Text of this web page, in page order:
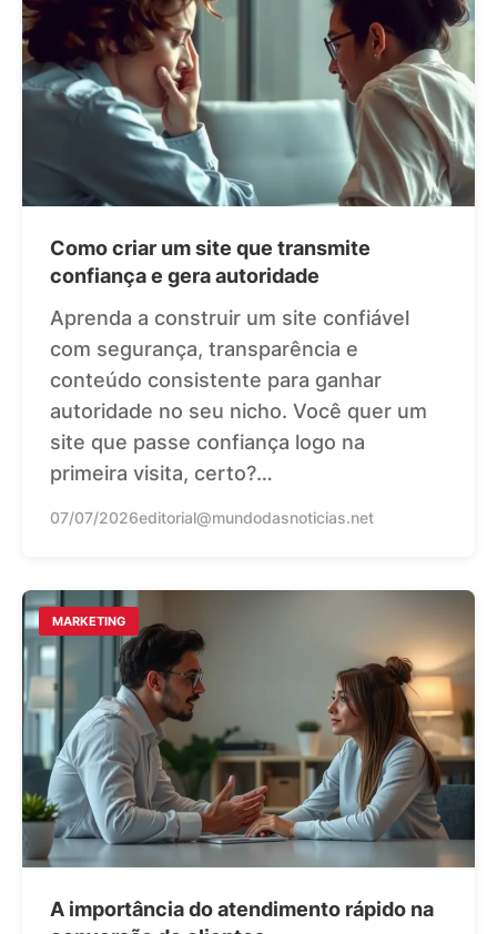
Como criar um site que transmite
confiança e gera autoridade
Aprenda a construir um site confiável
com segurança, transparência e
conteúdo consistente para ganhar
autoridade no seu nicho. Você quer um
site que passe confiança logo na
primeira visita, certo?…
07/07/2026editorial@mundodasnoticias.net
MARKETING
A importância do atendimento rápido na